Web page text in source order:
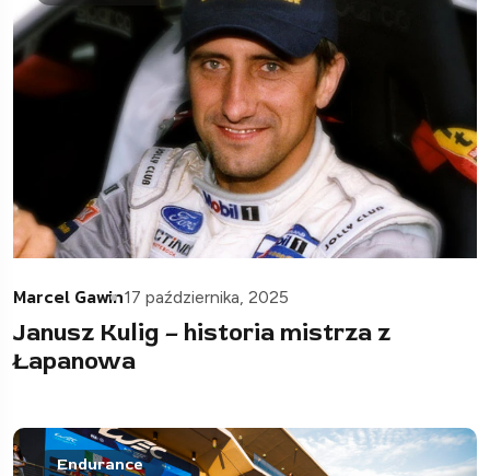
Marcel Gawin17 października, 2025
Janusz Kulig – historia mistrza z
Łapanowa
Endurance